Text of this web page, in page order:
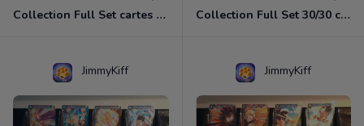
Collection Full Set cartes C/UC 48/48 TB3 Clash of Fates / Dragon Ball Super Card Game Collection Full Set 30/30 cartes Rares BT17 Ultimate Squad / Dragon Ball Super Card Game
JimmyKiff JimmyKiff